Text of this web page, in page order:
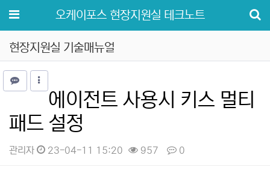
메뉴 오케이포스 현장지원실 테크노트
현장지원실 기술매뉴얼
에이전트 사용시 키스 멀티
패드 설정
관리자 23-04-11 15:20 957 0